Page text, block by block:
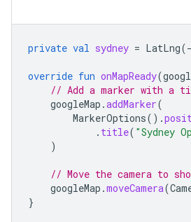
private val sydney = LatLng(-
override fun onMapReady(
// Add a marker with a
googleMap .addMarker(
MarkerOptions().
. title( "Sydney
)
// Move the camera to
googleMap .moveCamera(
}